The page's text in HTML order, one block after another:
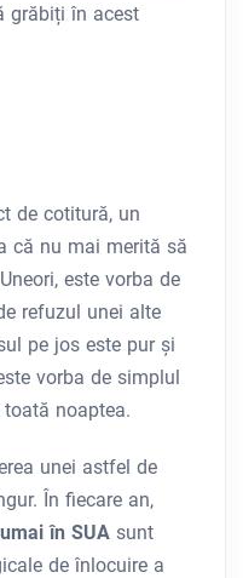
grăbiți în acest
de cotitură, un
că nu mai merită să
este vorba de
refuzul unei alte
pe jos este pur și
vorba de simplul
noaptea.
unei astfel de
În fiecare an,
în SUA sunt
de înlocuire a